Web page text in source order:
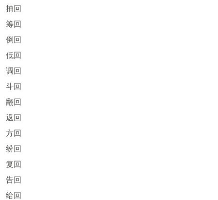
抽回
筹回
倒回
低回
调回
斗回
翻回
返回
方回
纷回
复回
告回
给回